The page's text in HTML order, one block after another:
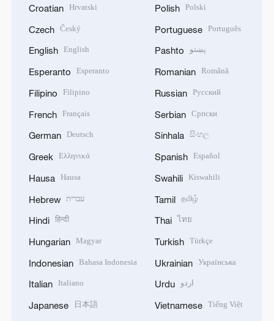
Croatian Hrvatski
Czech Český
English English
Esperanto Esperanto
Filipino Filipino
French Français
German Deutsch
Greek Ελληνικά
Hausa Hausa
Hebrew עברית
Hindi हिन्दी
Hungarian Magyar
Indonesian Bahasa Indonesia
Italian Italiano
Japanese 日本語
Polish Polski
Portuguese Português
Pashto پښتو
Romanian Română
Russian Русский
Serbian Српски
Sinhala සිංහල
Spanish Español
Swahili Kiswahili
Tamil தமிழ்
Thai ไทย
Turkish Türkçe
Ukrainian Українська
Urdu اردو
Vietnamese Tiếng Việt